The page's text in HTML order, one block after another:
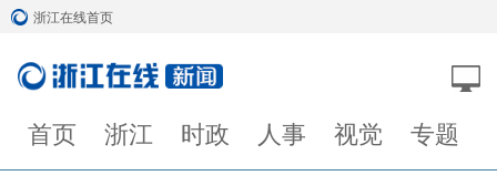
浙江在线首页
首页 浙江 时政 人事 视觉 专题